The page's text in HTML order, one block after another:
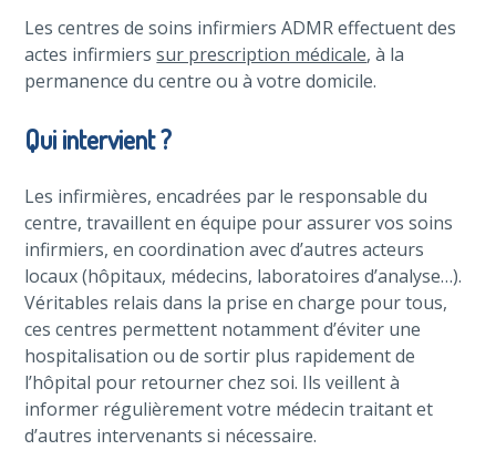
Les centres de soins infirmiers ADMR effectuent des
actes infirmierssur prescription médicale, à la
permanence du centre ou à votre domicile.
Qui intervient ?
Les infirmières, encadrées par le responsable du
centre, travaillent en équipe pour assurer vos soins
infirmiers, en coordination avec d’autres acteurs
locaux (hôpitaux, médecins, laboratoires d’analyse…).
Véritables relais dans la prise en charge pour tous,
ces centres permettent notamment d’éviter une
hospitalisation ou de sortir plus rapidement de
l’hôpital pour retourner chez soi. Ils veillent à
informer régulièrement votre médecin traitant et
d’autres intervenants si nécessaire.